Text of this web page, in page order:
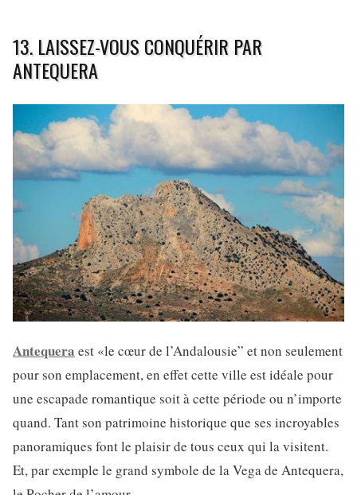
13. LAISSEZ-VOUS CONQUÉRIR PAR
ANTEQUERA
Antequera est «le cœur de l’Andalousie” et non seulement
pour son emplacement, en effet cette ville est idéale pour
une escapade romantique soit à cette période ou n’importe
quand. Tant son patrimoine historique que ses incroyables
panoramiques font le plaisir de tous ceux qui la visitent.
Et, par exemple le grand symbole de la Vega de Antequera,